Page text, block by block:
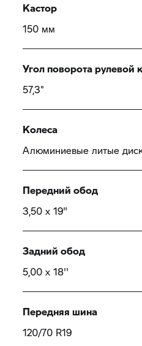
Кастор
150 мм
Угол поворота рулевой
57,3°
Колеса
Алюминиевые литые
Передний обод
3,50 x 19"
Задний обод
5,00 x 18''
Передняя шина
120/70 R19